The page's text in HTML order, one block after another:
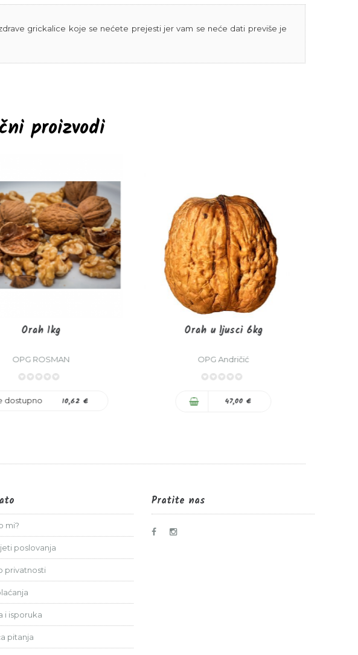
grickalice koje se nećete prejesti jer vam se neće dati previše je
proizvodi
Orah 1kg
OPG ROSMAN
dostupno
10,62 €
Orah u ljusci 6kg
OPG Andričić
47,00 €
mi?
poslovanja
privatnosti
i isporuka
pitanja
Pratite nas